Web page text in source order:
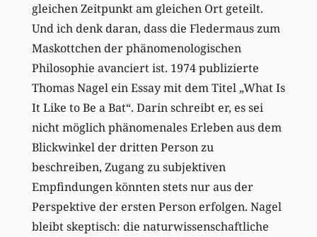
gleichen Zeitpunkt am gleichen Ort geteilt.
Und ich denk daran, dass die Fledermaus zum
Maskottchen der phänomenologischen
Philosophie avanciert ist. 1974 publizierte
Thomas Nagel ein Essay mit dem Titel „What Is
It Like to Be a Bat“. Darin schreibt er, es sei
nicht möglich phänomenales Erleben aus dem
Blickwinkel der dritten Person zu
beschreiben, Zugang zu subjektiven
Empfindungen könnten stets nur aus der
Perspektive der ersten Person erfolgen. Nagel
bleibt skeptisch: die naturwissenschaftliche